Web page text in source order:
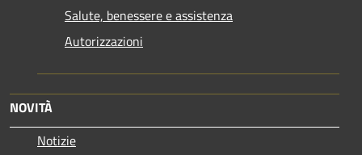
Salute, benessere e assistenza
Autorizzazioni
NOVITÀ
Notizie